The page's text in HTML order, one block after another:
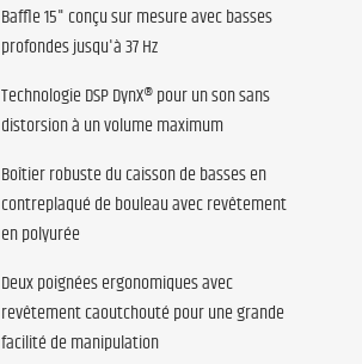
Baffle 15" conçu sur mesure avec basses
profondes jusqu'à 37 Hz
Technologie DSP DynX® pour un son sans
distorsion à un volume maximum
Boîtier robuste du caisson de basses en
contreplaqué de bouleau avec revêtement
en polyurée
Deux poignées ergonomiques avec
revêtement caoutchouté pour une grande
facilité de manipulation